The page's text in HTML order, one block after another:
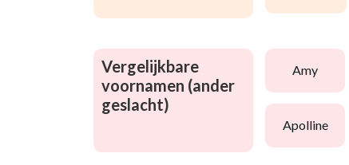
Vergelijkbare
voornamen (ander
geslacht)
amy
apolline